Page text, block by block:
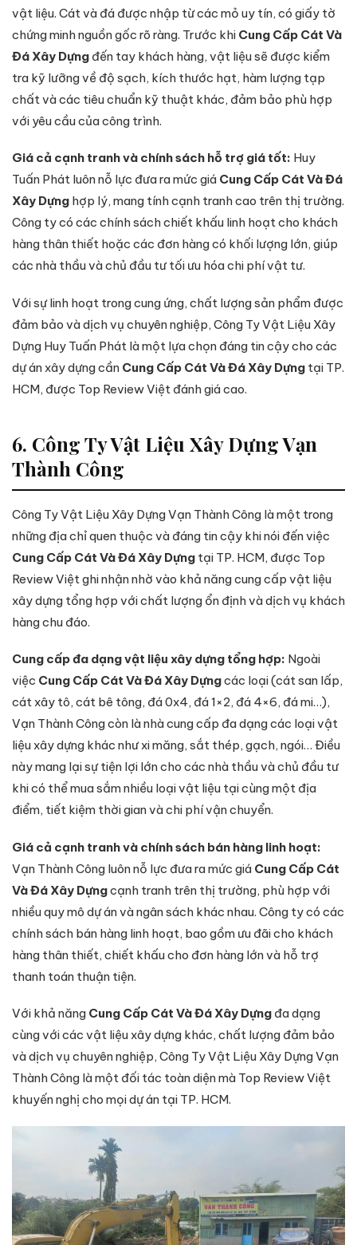
vật liệu. Cát và đá được nhập từ các mỏ uy tín, có giấy tờ
chứng minh nguồn gốc rõ ràng. Trước khi Cung Cấp Cát Và
Đá Xây Dựng đến tay khách hàng, vật liệu sẽ được kiểm
tra kỹ lưỡng về độ sạch, kích thước hạt, hàm lượng tạp
chất và các tiêu chuẩn kỹ thuật khác, đảm bảo phù hợp
với yêu cầu của công trình.
Giá cả cạnh tranh và chính sách hỗ trợ giá tốt: Huy
Tuấn Phát luôn nỗ lực đưa ra mức giá Cung Cấp Cát Và Đá
Xây Dựng hợp lý, mang tính cạnh tranh cao trên thị trường.
Công ty có các chính sách chiết khấu linh hoạt cho khách
hàng thân thiết hoặc các đơn hàng có khối lượng lớn, giúp
các nhà thầu và chủ đầu tư tối ưu hóa chi phí vật tư.
Với sự linh hoạt trong cung ứng, chất lượng sản phẩm được
đảm bảo và dịch vụ chuyên nghiệp, Công Ty Vật Liệu Xây
Dựng Huy Tuấn Phát là một lựa chọn đáng tin cậy cho các
dự án xây dựng cần Cung Cấp Cát Và Đá Xây Dựng tại TP.
HCM, được Top Review Việt đánh giá cao.
6. Công Ty Vật Liệu Xây Dựng Vạn
Thành Công
Công Ty Vật Liệu Xây Dựng Vạn Thành Công là một trong
những địa chỉ quen thuộc và đáng tin cậy khi nói đến việc
Cung Cấp Cát Và Đá Xây Dựng tại TP. HCM, được Top
Review Việt ghi nhận nhờ vào khả năng cung cấp vật liệu
xây dựng tổng hợp với chất lượng ổn định và dịch vụ khách
hàng chu đáo.
Cung cấp đa dạng vật liệu xây dựng tổng hợp: Ngoài
việc Cung Cấp Cát Và Đá Xây Dựngcác loại (cát san lấp,
cát xây tô, cát bê tông, đá 0x4, đá 1×2, đá 4×6, đá mi…),
Vạn Thành Công còn là nhà cung cấp đa dạng các loại vật
liệu xây dựng khác như xi măng, sắt thép, gạch, ngói… Điều
này mang lại sự tiện lợi lớn cho các nhà thầu và chủ đầu tư
khi có thể mua sắm nhiều loại vật liệu tại cùng một địa
điểm, tiết kiệm thời gian và chi phí vận chuyển.
Giá cả cạnh tranh và chính sách bán hàng linh hoạt:
Vạn Thành Công luôn nỗ lực đưa ra mức giá Cung Cấp Cát
Và Đá Xây Dựngcạnh tranh trên thị trường, phù hợp với
nhiều quy mô dự án và ngân sách khác nhau. Công ty có các
chính sách bán hàng linh hoạt, bao gồm ưu đãi cho khách
hàng thân thiết, chiết khấu cho đơn hàng lớn và hỗ trợ
thanh toán thuận tiện.
Với khả năng Cung Cấp Cát Và Đá Xây Dựng đa dạng
cùng với các vật liệu xây dựng khác, chất lượng đảm bảo
và dịch vụ chuyên nghiệp, Công Ty Vật Liệu Xây Dựng Vạn
Thành Công là một đối tác toàn diện mà Top Review Việt
khuyến nghị cho mọi dự án tại TP. HCM.